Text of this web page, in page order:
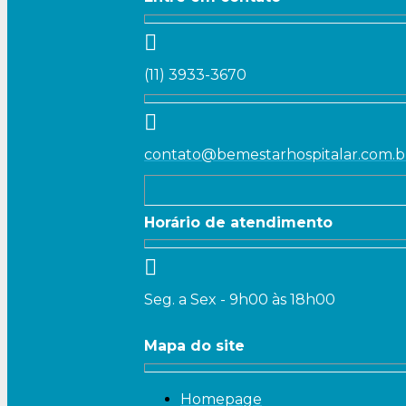
(11) 3933-3670
Horário de atendimento
Seg. a Sex - 9h00 às 18h00
Mapa do site
Homepage